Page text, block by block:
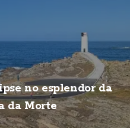
no esplendor da
da Morte